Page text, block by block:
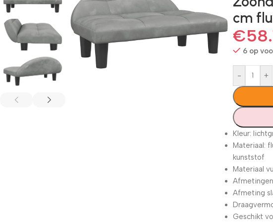
cm
€
6 op
- +
Kleur:
Materiaal:
kunststof
Materiaal
Afmeting
Geschikt